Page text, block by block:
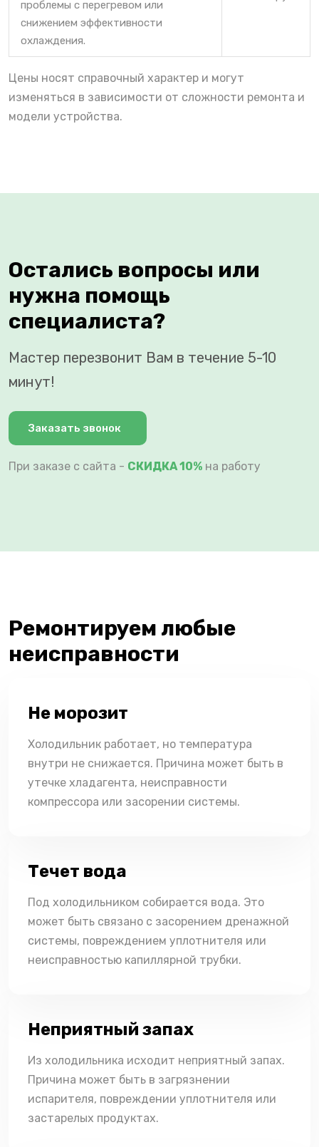
проблемы с перегревом или
снижением эффективности
охлаждения.
Цены носят справочный характер и могут
изменяться в зависимости от сложности ремонта и
модели устройства.
Остались вопросы или
нужна помощь
специалиста?
Мастер перезвонит Вам в течение 5-10
минут!
Заказать звонок
При заказе с сайта - СКИДКА 10% на работу
Ремонтируем любые
неисправности
Не морозит
Холодильник работает, но температура
внутри не снижается. Причина может быть в
утечке хладагента, неисправности
компрессора или засорении системы.
Течет вода
Под холодильником собирается вода. Это
может быть связано с засорением дренажной
системы, повреждением уплотнителя или
неисправностью капиллярной трубки.
Неприятный запах
Из холодильника исходит неприятный запах.
Причина может быть в загрязнении
испарителя, повреждении уплотнителя или
застарелых продуктах.